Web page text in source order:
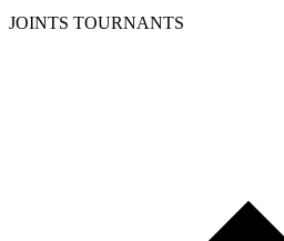
JOINTS TOURNANTS